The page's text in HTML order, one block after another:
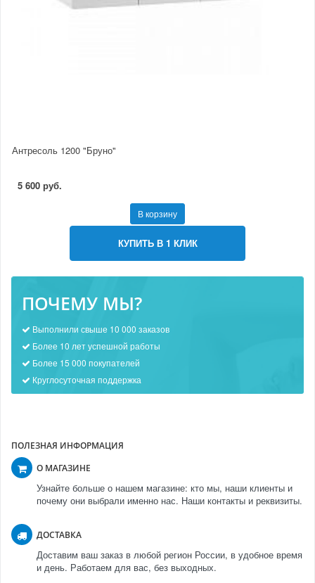
Антресоль 1200 "Бруно"
5 600 руб.
В корзину
КУПИТЬ В 1 КЛИК
ПОЧЕМУ МЫ?
Выполнили свыше 10 000 заказов
Более 10 лет успешной работы
Более 15 000 покупателей
Круглосуточная поддержка
ПОЛЕЗНАЯ ИНФОРМАЦИЯ
О МАГАЗИНЕ
Узнайте больше о нашем магазине: кто мы, наши клиенты и
почему они выбрали именно нас. Наши контакты и реквизиты.
ДОСТАВКА
Доставим ваш заказ в любой регион России, в удобное время
и день. Работаем для вас, без выходных.